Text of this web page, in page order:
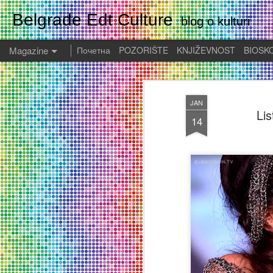
JAN
14
Belgrade Edt Culture blog o kulturi
Magazine Почетна POZORIŠTE KNJIŽEVNOST